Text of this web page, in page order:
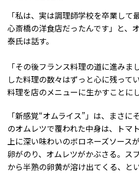
「私は、実は調理師学校を卒業して
心斎橋の洋食店だったんです」と、
泰氏は話す。
「その後フランス料理の道に進みま
した料理の数々はずっと心に残って
料理を店のメニューに生かすことに
「新感覚“オムライス”」は、まさに
のオムレツで覆われた中身は、トマ
上に深い味わいのボロネーズソース
卵がのり、オムレツがかぶさる。ス
から半熟の卵黄が溶け出てくる、と